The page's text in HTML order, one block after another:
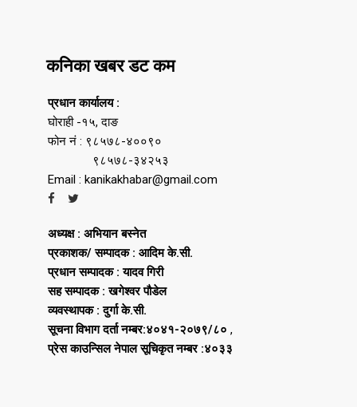
कनिका खबर डट कम
प्रधान कार्यालय :
घोराही -१५, दाङ
फोन नं : ९८५७८-४००९०
९८५७८-३४२५३
Email : kanikakhabar@gmail.com
अध्यक्ष : अभियान बस्नेत
प्रकाशक/ सम्पादक : आदिम के.सी.
प्रधान सम्पादक : यादव गिरी
सह सम्पादक : खगेश्वर पौडेल
व्यवस्थापक : दुर्गा के.सी.
सूचना विभाग दर्ता नम्बर:४०४१-२०७९/८० ,
प्रेस काउन्सिल नेपाल सूचिकृत नम्बर :४०३३